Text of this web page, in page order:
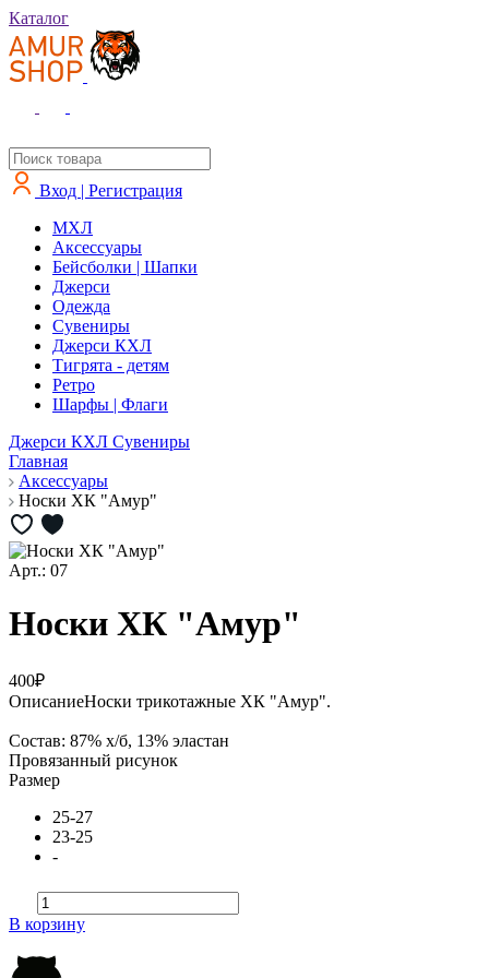
Каталог
Вход | Регистрация
MXЛ
Аксессуары
Бейсболки | Шапки
Джерси
Одежда
Сувениры
Джерси КХЛ
Тигрята - детям
Ретро
Шарфы | Флаги
Джерси КХЛ Сувениры
Главная
Аксессуары
Носки ХК "Амур"
Арт.: 07
Носки ХК "Амур"
400₽
ОписаниеНоски трикотажные ХК "Амур".
Состав: 87% х/б, 13% эластан
Провязанный рисунок
Размер
25-27
23-25
-
В корзину